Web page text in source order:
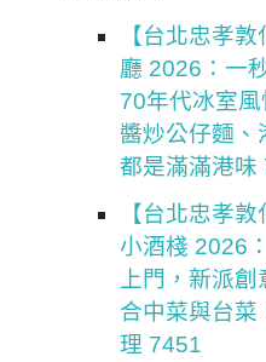
【台北忠孝
廳 2026：一
70年代冰室
醬炒公仔麵、
都是滿滿港味
【台北忠孝
小酒棧 2026
上門，新派
合中菜與台菜
理 7451